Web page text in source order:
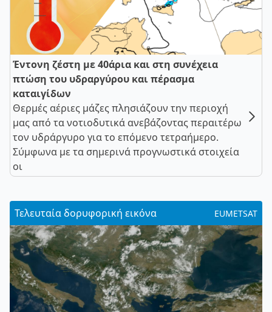
Έντονη ζέστη με 40άρια και στη συνέχεια
πτώση του υδραργύρου και πέρασμα
καταιγίδων
Θερμές αέριες μάζες πλησιάζουν την περιοχή
μας από τα νοτιοδυτικά ανεβάζοντας περαιτέρω
τον υδράργυρο για το επόμενο τετραήμερο.
Σύμφωνα με τα σημερινά προγνωστικά στοιχεία
οι
Τελευταία δορυφορική εικόνα EUMETSAT